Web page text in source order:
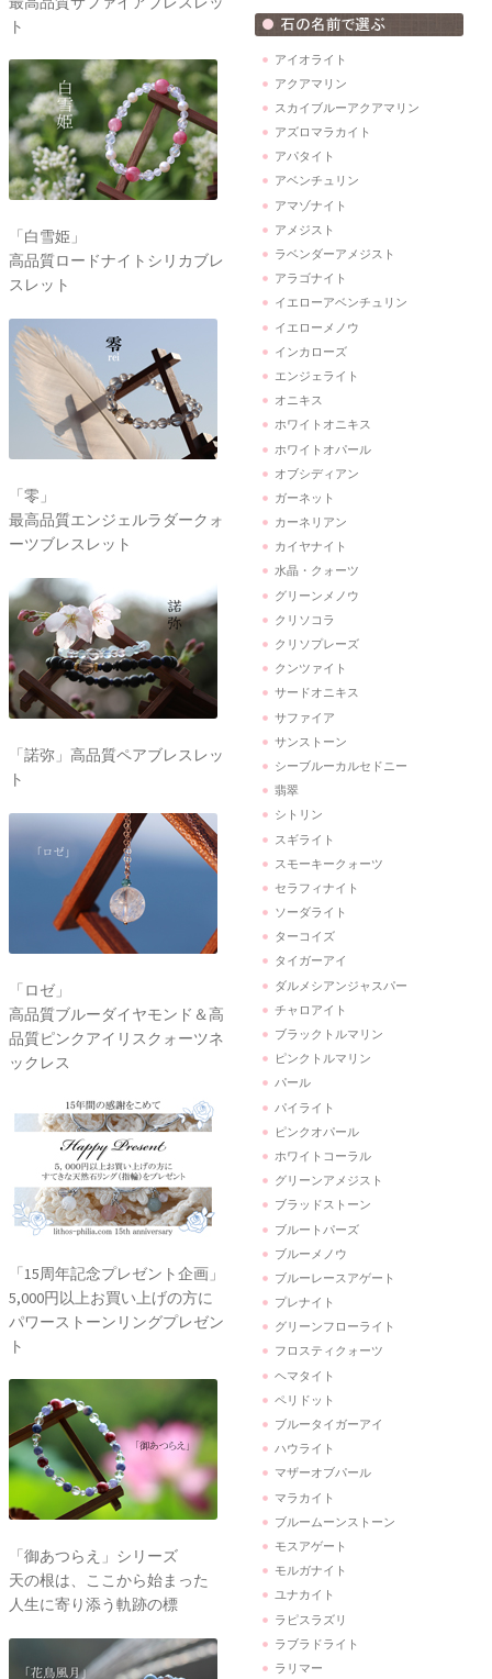
ト
「白雪姫」
高品質ロードナイトシリカブレ
スレット
「零」
最高品質エンジェルラダークォ
ーツブレスレット
「諾弥」高品質ペアブレスレッ
ト
「ロゼ」
高品質ブルーダイヤモンド＆高
品質ピンクアイリスクォーツネ
ックレス
「15周年記念プレゼント企画」
5,000円以上お買い上げの方に
パワーストーンリングプレゼン
ト
「御あつらえ」シリーズ
天の根は、ここから始まった
人生に寄り添う軌跡の標
アイオライト
アクアマリン
スカイブルーアクアマリン
アズロマラカイト
アパタイト
アベンチュリン
アマゾナイト
アメジスト
ラベンダーアメジスト
アラゴナイト
イエローアベンチュリン
イエローメノウ
インカローズ
エンジェライト
オニキス
ホワイトオニキス
ホワイトオパール
オブシディアン
ガーネット
カーネリアン
カイヤナイト
水晶・クォーツ
グリーンメノウ
クリソコラ
クリソプレーズ
クンツァイト
サードオニキス
サファイア
サンストーン
シーブルーカルセドニー
翡翠
シトリン
スギライト
スモーキークォーツ
セラフィナイト
ソーダライト
ターコイズ
タイガーアイ
ダルメシアンジャスパー
チャロアイト
ブラックトルマリン
ピンクトルマリン
パール
パイライト
ピンクオパール
ホワイトコーラル
グリーンアメジスト
ブラッドストーン
ブルートパーズ
ブルーメノウ
ブルーレースアゲート
プレナイト
グリーンフローライト
フロスティクォーツ
ヘマタイト
ペリドット
ブルータイガーアイ
ハウライト
マザーオブパール
マラカイト
ブルームーンストーン
モスアゲート
モルガナイト
ユナカイト
ラピスラズリ
ラブラドライト
ラリマー